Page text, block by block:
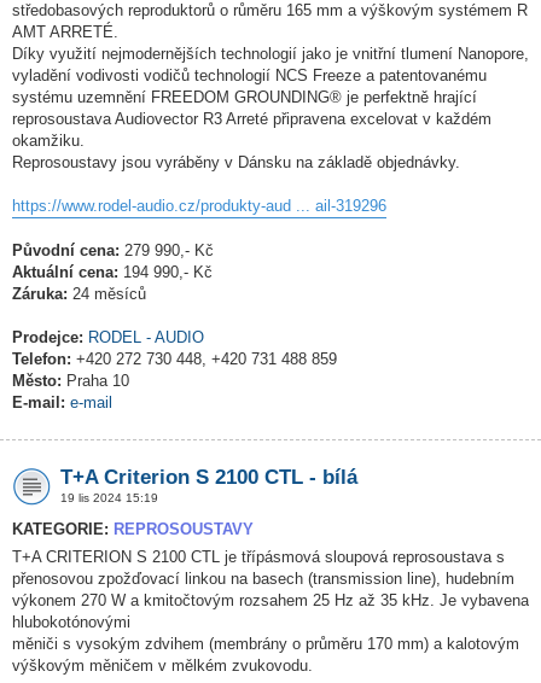
středobasových reproduktorů o růměru 165 mm a výškovým systémem R
AMT ARRETÉ.
Díky využití nejmodernějších technologií jako je vnitřní tlumení Nanopore,
vyladění vodivosti vodičů technologií NCS Freeze a patentovanému
systému uzemnění FREEDOM GROUNDING® je perfektně hrající
reprosoustava Audiovector R3 Arreté připravena excelovat v každém
okamžiku.
Reprosoustavy jsou vyráběny v Dánsku na základě objednávky.
https://www.rodel-audio.cz/produkty-aud ... ail-319296
Původní cena: 279 990,- Kč
Aktuální cena: 194 990,- Kč
Záruka: 24 měsíců
Prodejce: RODEL - AUDIO
Telefon: +420 272 730 448, +420 731 488 859
Město: Praha 10
E-mail: e-mail
T+A Criterion S 2100 CTL - bílá
19 lis 2024 15:19
KATEGORIE: REPROSOUSTAVY
T+A CRITERION S 2100 CTL je třípásmová sloupová reprosoustava s
přenosovou zpožďovací linkou na basech (transmission line), hudebním
výkonem 270 W a kmitočtovým rozsahem 25 Hz až 35 kHz. Je vybavena
hlubokotónovými
měniči s vysokým zdvihem (membrány o průměru 170 mm) a kalotovým
výškovým měničem v mělkém zvukovodu.